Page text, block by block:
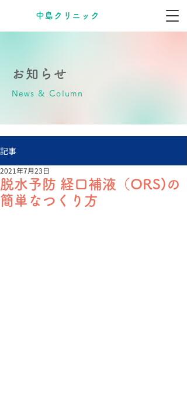
​中島クリニック
お知らせ
News & Column
記事
脱水予防 経口補液（ORS)の
簡単なつくり方
2021年7月23日